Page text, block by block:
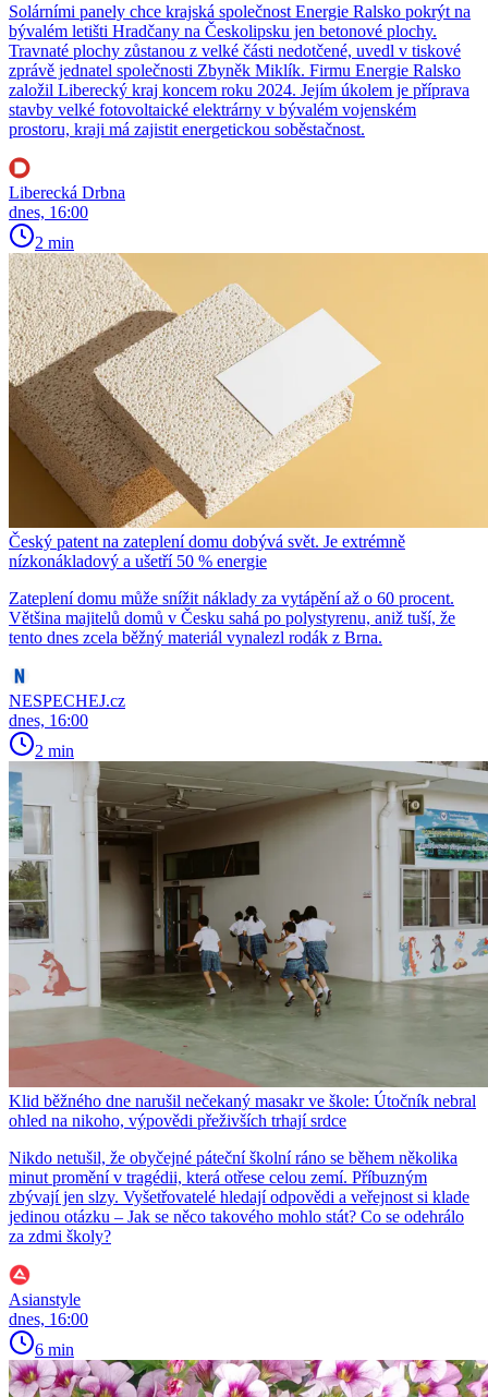
Solárními panely chce krajská společnost Energie Ralsko pokrýt na
bývalém letišti Hradčany na Českolipsku jen betonové plochy.
Travnaté plochy zůstanou z velké části nedotčené, uvedl v tiskové
zprávě jednatel společnosti Zbyněk Miklík. Firmu Energie Ralsko
založil Liberecký kraj koncem roku 2024. Jejím úkolem je příprava
stavby velké fotovoltaické elektrárny v bývalém vojenském
prostoru, kraji má zajistit energetickou soběstačnost.
Liberecká Drbna
dnes, 16:00
2 min
Český patent na zateplení domu dobývá svět. Je extrémně
nízkonákladový a ušetří 50 % energie
Zateplení domu může snížit náklady za vytápění až o 60 procent.
Většina majitelů domů v Česku sahá po polystyrenu, aniž tuší, že
tento dnes zcela běžný materiál vynalezl rodák z Brna.
NESPECHEJ.cz
dnes, 16:00
2 min
Klid běžného dne narušil nečekaný masakr ve škole: Útočník nebral
ohled na nikoho, výpovědi přeživších trhají srdce
Nikdo netušil, že obyčejné páteční školní ráno se během několika
minut promění v tragédii, která otřese celou zemí. Příbuzným
zbývají jen slzy. Vyšetřovatelé hledají odpovědi a veřejnost si klade
jedinou otázku – Jak se něco takového mohlo stát? Co se odehrálo
za zdmi školy?
Asianstyle
dnes, 16:00
6 min